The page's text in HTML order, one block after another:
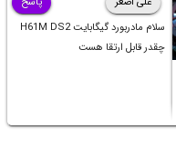
سلام مادربورد گیگابایت H61M DS2
چقدر قابل ارتقا هست